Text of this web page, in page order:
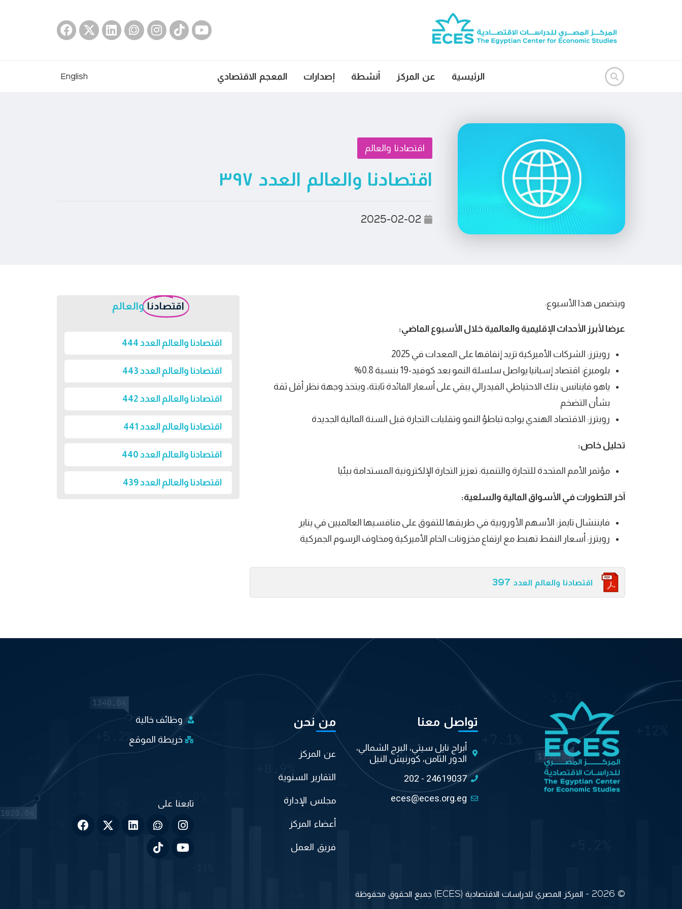
الرئيسية عن المركز أنشطة إصدارات المعجم الاقتصادي English
اقتصادنا والعالم
اقتصادنا والعالم العدد ٣٩٧
2025-02-02
ويتضمن هذا الأسبوع:
عرضا لأبرز الأحداث الإقليمية والعالمية خلال الأسبوع الماضي:
رويترز: الشركات الأميركية تزيد إنفاقها على المعدات في 2025
بلومبرغ: اقتصاد إسبانيا يواصل سلسلة النمو بعد كوفيد-19 بنسبة 0.8%
ياهو فاينانس: بنك الاحتياطي الفيدرالي يبقي على أسعار الفائدة ثابتة، ويتخذ وجهة نظر أقل ثقة
بشأن التضخم
رويترز: الاقتصاد الهندي يواجه تباطؤ النمو وتقلبات التجارة قبل السنة المالية الجديدة
تحليل خاص:
مؤتمر الأمم المتحدة للتجارة والتنمية: تعزيز التجارة الإلكترونية المستدامة بيئيا
آخر التطورات في الأسواق المالية والسلعية:
فايننشال تايمز: الأسهم الأوروبية في طريقها للتفوق على منافسيها العالميين في يناير
رويترز: أسعار النفط تهبط مع ارتفاع مخزونات الخام الأميركية ومخاوف الرسوم الجمركية
اقتصادنا والعالم العدد 397
اقتصادنا والعالم
اقتصادنا والعالم العدد 444
اقتصادنا والعالم العدد 443
اقتصادنا والعالم العدد 442
اقتصادنا والعالم العدد 441
اقتصادنا والعالم العدد 440
اقتصادنا والعالم العدد 439
تواصل معنا
أبراج نايل سيتي، البرج الشمالي،
الدور الثامن، كورنيش النيل
202 - 24619037
eces@eces.org.eg
من نحن
عن المركز
التقارير السنوية
مجلس الإدارة
أعضاء المركز
فريق العمل
وظائف خالية
خريطة الموقع
© 2026 - المركز المصري للدراسات الاقتصادية (ECES) جميع الحقوق محفوظة